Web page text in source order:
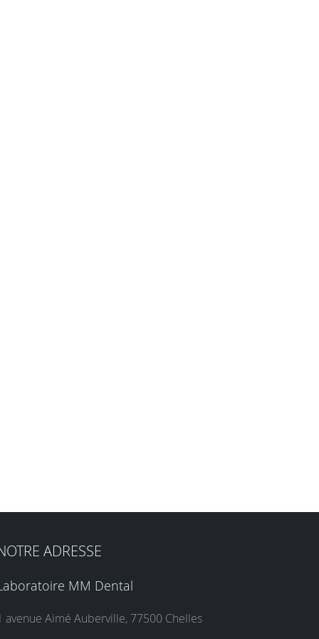
ADRESSE
MM Dental
avenue Aimé Auberville, 77500 Chelles